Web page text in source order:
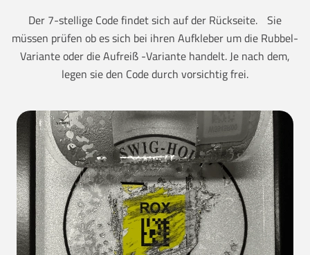
Der 7-stellige Code findet sich auf der Rückseite. Sie
müssen prüfen ob es sich bei ihren Aufkleber um die Rubbel-
Variante oder die Aufreiß -Variante handelt. Je nach dem,
legen sie den Code durch vorsichtig frei.